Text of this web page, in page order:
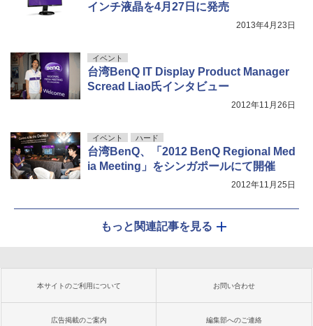
インチ液晶を4月27日に発売
2013年4月23日
イベント
台湾BenQ IT Display Product Manager
Scread Liao氏インタビュー
2012年11月26日
イベント ハード
台湾BenQ、「2012 BenQ Regional Med
ia Meeting」をシンガポールにて開催
2012年11月25日
もっと関連記事を見る
本サイトのご利用について お問い合わせ
広告掲載のご案内 編集部へのご連絡